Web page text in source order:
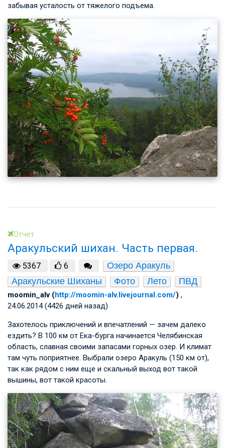
забывая усталость от тяжелого подъема.
Отчет
Аракульский шихан. Часть первая.
5367 6
Озеро Аракуль
Аракульские Шиханы
Фото Лето ПВД
moomin_alv (http://moomin-alv.livejournal.com/) ,
24.06.2014 (4426 дней назад)
Захотелось приключений и впечатлений — зачем далеко
ездить? В 100 км от Ека-бурга начинается Челябинская
область, славная своими запасами горных озер. И климат
там чуть поприятнее. Выбрали озеро Аракуль (150 км от),
так как рядом с ним еще и скальный выход вот такой
вышины, вот такой красоты.